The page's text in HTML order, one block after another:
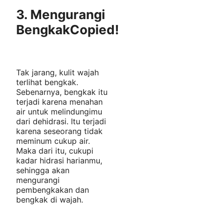
3. Mengurangi
BengkakCopied!
Tak jarang, kulit wajah
terlihat bengkak.
Sebenarnya, bengkak itu
terjadi karena menahan
air untuk melindungimu
dari dehidrasi. Itu terjadi
karena seseorang tidak
meminum cukup air.
Maka dari itu, cukupi
kadar hidrasi harianmu,
sehingga akan
mengurangi
pembengkakan dan
bengkak di wajah.